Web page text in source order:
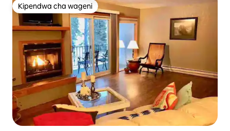
Kipendwa cha wageni
Kipendwa cha wageni